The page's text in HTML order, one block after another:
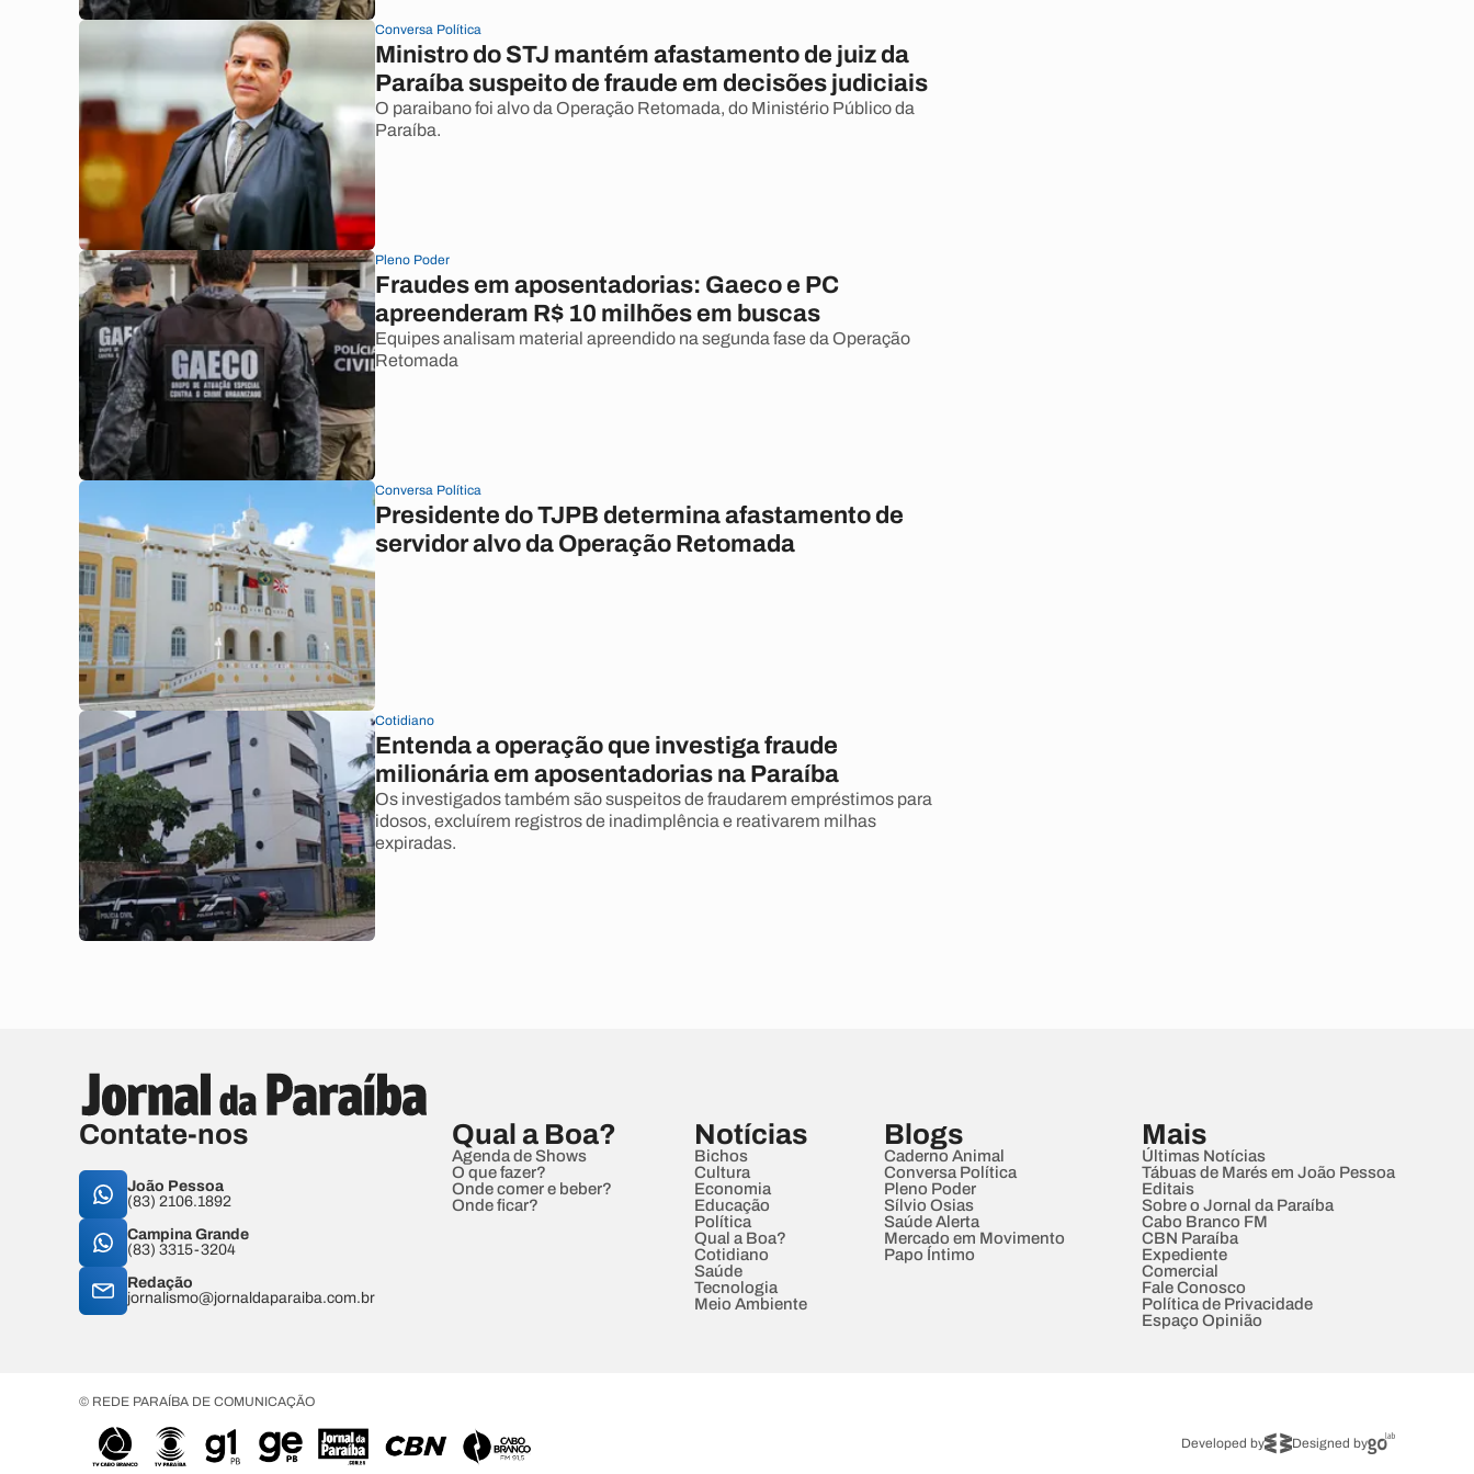
Conversa Política
Ministro do STJ mantém afastamento de juiz da
Paraíba suspeito de fraude em decisões judiciais
O paraibano foi alvo da Operação Retomada, do Ministério Público da
Paraíba.
Pleno Poder
Fraudes em aposentadorias: Gaeco e PC
apreenderam R$ 10 milhões em buscas
Equipes analisam material apreendido na segunda fase da Operação
Retomada
Conversa Política
Presidente do TJPB determina afastamento de
servidor alvo da Operação Retomada
Cotidiano
Entenda a operação que investiga fraude
milionária em aposentadorias na Paraíba
Os investigados também são suspeitos de fraudarem empréstimos para
idosos, excluírem registros de inadimplência e reativarem milhas
expiradas.
Contate-nos
João Pessoa
(83) 2106.1892
Campina Grande
(83) 3315-3204
Redação
jornalismo@jornaldaparaiba.com.br
Qual a Boa?
Agenda de Shows
O que fazer?
Onde comer e beber?
Onde ficar?
Notícias
Bichos
Cultura
Economia
Educação
Política
Qual a Boa?
Cotidiano
Saúde
Tecnologia
Meio Ambiente
Blogs
Caderno Animal
Conversa Política
Pleno Poder
Sílvio Osias
Saúde Alerta
Mercado em Movimento
Papo Íntimo
Mais
Últimas Notícias
Tábuas de Marés em João Pessoa
Editais
Sobre o Jornal da Paraíba
Cabo Branco FM
CBN Paraíba
Expediente
Comercial
Fale Conosco
Política de Privacidade
Espaço Opinião
© REDE PARAÍBA DE COMUNICAÇÃO
Developed by Designed by